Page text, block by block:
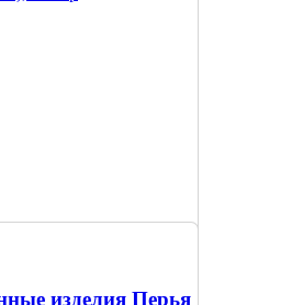
изделия Перья